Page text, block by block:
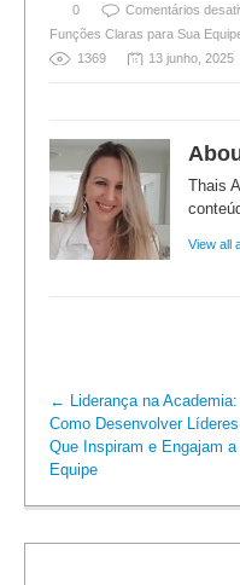
0 Comentários
Funções Claras para Sua
1369
13 junho, 2025
Thais
View all
← Liderança na Academia:
Como Desenvolver Líderes
Que Inspiram e Engajam a
Equipe